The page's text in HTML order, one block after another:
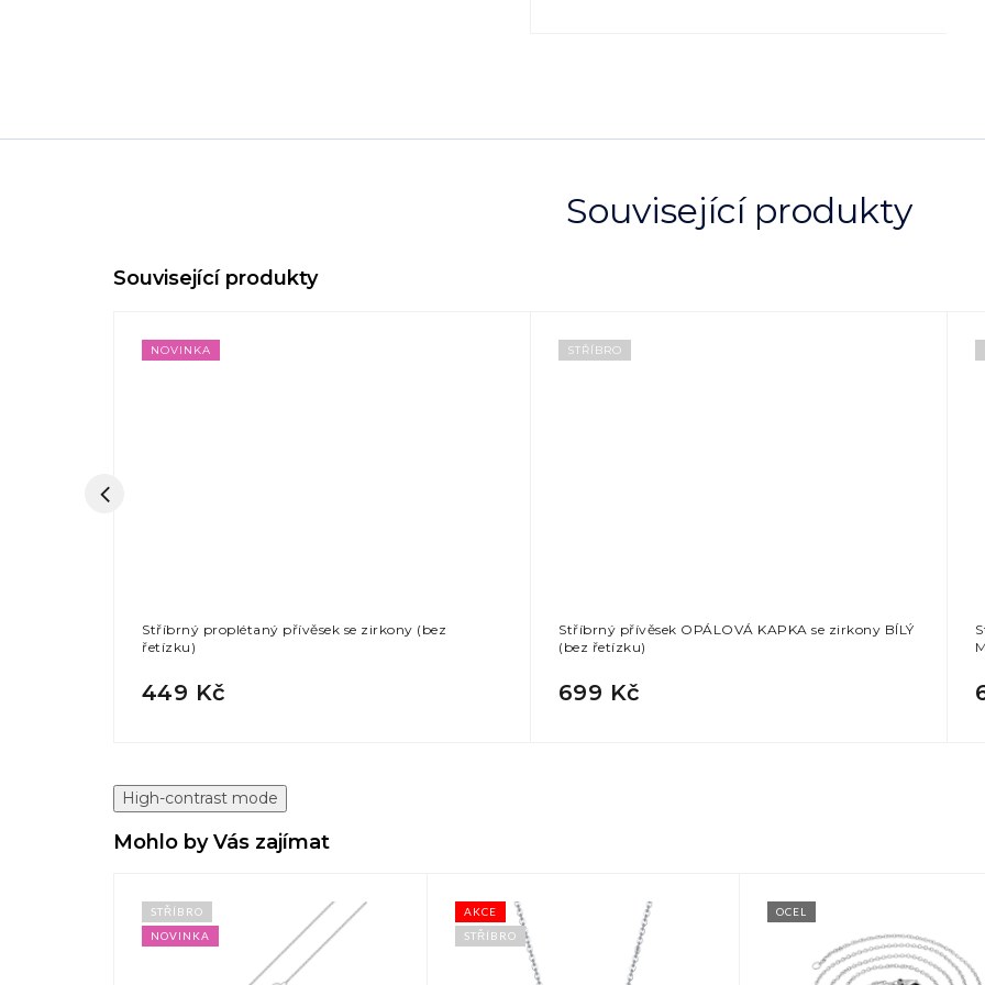
Související produkty
NOVINKA
Stříbrný proplétaný přívěsek se zirkony (bez
řetízku)
449 Kč
STŘÍBRO
Stříbrný přívěsek OPÁLOVÁ KAPKA se zirkony BÍLÝ
(bez řetízku)
699 Kč
High-contrast mode
Mohlo by Vás zajímat
STŘÍBRO
NOVINKA
AKCE
STŘÍBRO
OCEL